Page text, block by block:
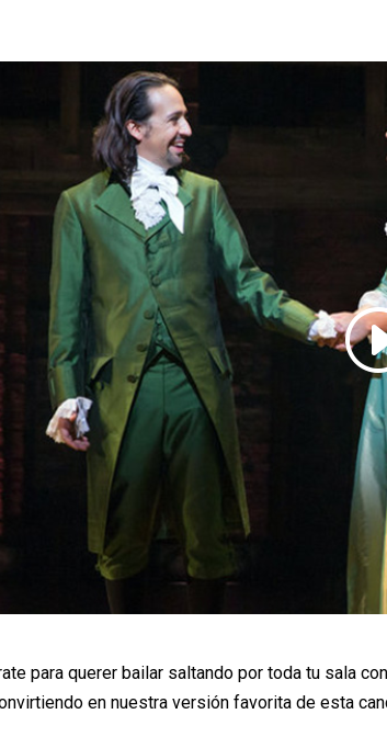
para querer bailar saltando por toda tu sala
en nuestra versión favorita de esta